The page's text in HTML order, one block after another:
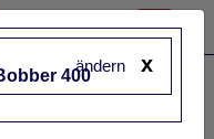
x
400
ändern